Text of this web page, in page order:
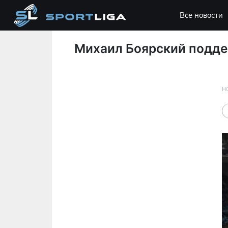
Все новости
Михаил Боярский